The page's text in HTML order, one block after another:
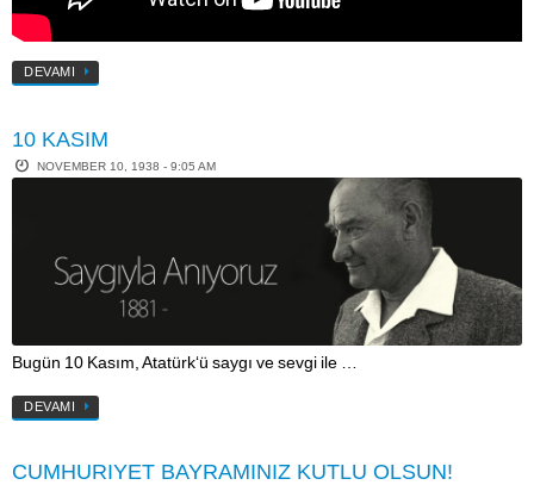
DEVAMI
10 KASIM
NOVEMBER 10, 1938 - 9:05 AM
Bugün 10 Kasım, Atatürk‘ü saygı ve sevgi ile …
DEVAMI
CUMHURIYET BAYRAMINIZ KUTLU OLSUN!